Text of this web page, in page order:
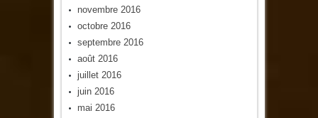
novembre 2016
octobre 2016
septembre 2016
août 2016
juillet 2016
juin 2016
mai 2016